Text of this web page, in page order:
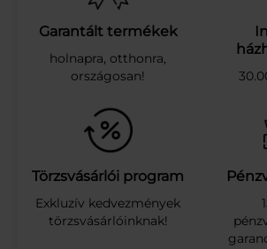
e
á
k
a
n
a
f
é
m
f
e
Garantált termékek
holnapra, otthonra,
országosan!
Törzsvásárlói program
Exkluzív kedvezmények
törzsvásárlóinknak!